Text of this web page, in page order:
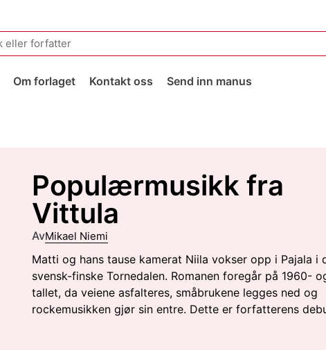
Om forlaget Kontakt oss Send inn manus
Populærmusikk fra
Vittula
AvMikael Niemi
Matti og hans tause kamerat Niila vokser opp i Pajala i
svensk-finske Tornedalen. Romanen foregår på 1960-
tallet, da veiene asfalteres, småbrukene legges ned og
rockemusikken gjør sin entre. Dette er forfatterens